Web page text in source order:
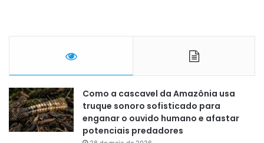
Como a cascavel da Amazônia usa
truque sonoro sofisticado para
enganar o ouvido humano e afastar
potenciais predadores